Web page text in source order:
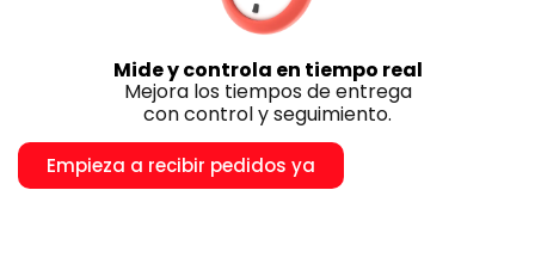
Mide y controla en tiempo real
Mejora los tiempos de entrega
con control y seguimiento.
Empieza a recibir pedidos ya